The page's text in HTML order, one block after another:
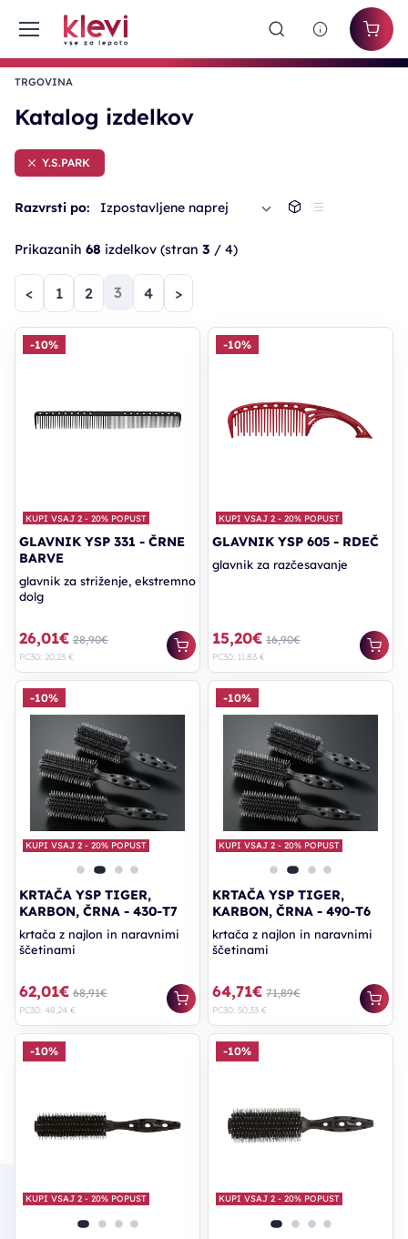
TRGOVINA
Katalog izdelkov
Y.S.PARK
Prikazanih 68 izdelkov (stran 3 / 4)
Razvrsti po: Izpostavljene naprej
< 1 2 3(trenutna)
4 >
KUPI VSAJ 2 - 20% POPUST
-10%
GLAVNIK YSP 331 - ČRNE
BARVE
glavnik za striženje, ekstremno
dolg
26,01€ 28,90€
PC30: 20,23 €
KUPI VSAJ 2 - 20% POPUST
-10%
GLAVNIK YSP 605 - RDEČ
glavnik za razčesavanje
15,20€ 16,90€
PC30: 11,83 €
KUPI VSAJ 2 - 20% POPUST
-10%
KRTAČA YSP TIGER,
KARBON, ČRNA - 430-T7
krtača z najlon in naravnimi
ščetinami
62,01€ 68,91€
PC30: 48,24 €
KUPI VSAJ 2 - 20% POPUST
-10%
KRTAČA YSP TIGER,
KARBON, ČRNA - 490-T6
krtača z najlon in naravnimi
ščetinami
64,71€ 71,89€
PC30: 50,33 €
KUPI VSAJ 2 - 20% POPUST
-10%
KUPI VSAJ 2 - 20% POPUST
-10%